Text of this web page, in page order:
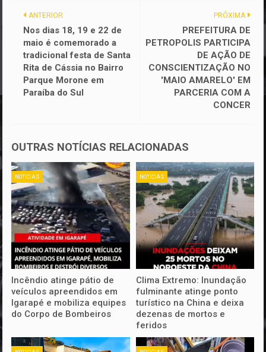
PRÓXIMA
PREFEITURA DE
PETROPOLIS PARTICIPA
DE AÇÃO DE
CONSCIENTIZAÇÃO NO
'MAIO AMARELO' EM
PARCERIA COM A
CONCER
ANTERIOR
Nos dias 18, 19 e 22 de
maio é comemorado a
tradicional festa de Santa
Rita de Cássia no Bairro
Parque Morone em
Paraíba do Sul
OUTRAS NOTÍCIAS RELACIONADAS
NOTICIAS
Incêndio atinge pátio de
veículos apreendidos em
Igarapé e mobiliza equipes
do Corpo de Bombeiros
NOTICIAS
Clima Extremo: Inundação
fulminante atinge ponto
turístico na China e deixa
dezenas de mortos e
feridos